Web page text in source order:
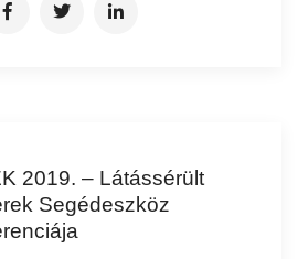
2019. – Látássérült
Segédeszköz